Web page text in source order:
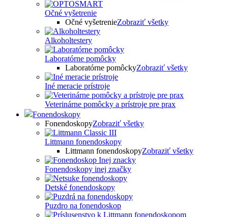
Očné vyšetrenie
Očné vyšetrenieZobraziť všetky
Alkoholtestery
Laboratórne pomôcky
Laboratórne pomôckyZobraziť všetky
Iné meracie prístroje
Veterinárne pomôcky a prístroje pre prax
Fonendoskopy
FonendoskopyZobraziť všetky
Littmann fonendoskopy
Littmann fonendoskopyZobraziť všetky
Fonendoskopy inej značky
Detské fonendoskopy
Puzdro na fonendoskop